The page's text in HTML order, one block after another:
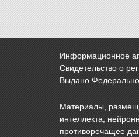
Информационное
Свидетельство о
Выдано
Материалы,
интеллекта,
противоречащее